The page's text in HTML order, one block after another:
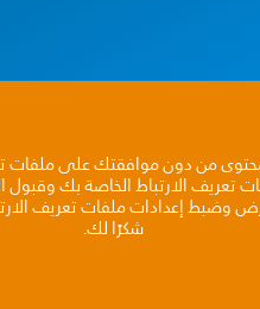
من دون موافقتك على ملفات
الارتباط الخاصة بك وقبول
وضبط إعدادات ملفات تعريف
شكرًا لك.